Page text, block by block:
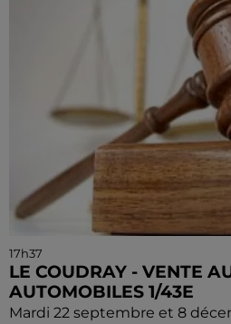
17h37
LE COUDRAY - VENTE
AUTOMOBILES 1/43E
Mardi 22 septembre et 8